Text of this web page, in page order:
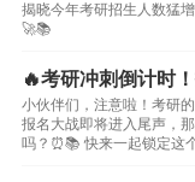
揭晓今年考研招生人数猛
🚀📚
🔥考研冲刺倒计时
小伙伴们，注意啦！考研
报名大战即将进入尾声，
吗？⏰📚 快来一起锁定这